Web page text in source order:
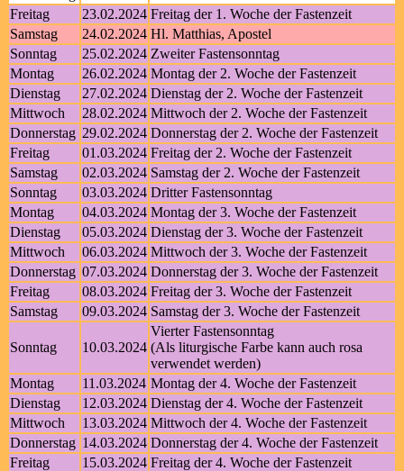
Freitag
23.02.2024 Freitag der 1. Woche der Fastenzeit
Samstag
24.02.2024 Hl. Matthias, Apostel
Sonntag
25.02.2024 Zweiter Fastensonntag
Montag
26.02.2024 Montag der 2. Woche der Fastenzeit
Dienstag
27.02.2024 Dienstag der 2. Woche der Fastenzeit
Mittwoch
28.02.2024 Mittwoch der 2. Woche der Fastenzeit
Donnerstag 29.02.2024 Donnerstag der 2. Woche der Fastenzeit
Freitag
01.03.2024 Freitag der 2. Woche der Fastenzeit
Samstag
02.03.2024 Samstag der 2. Woche der Fastenzeit
Sonntag
03.03.2024 Dritter Fastensonntag
Montag
04.03.2024 Montag der 3. Woche der Fastenzeit
Dienstag
05.03.2024 Dienstag der 3. Woche der Fastenzeit
Mittwoch
06.03.2024 Mittwoch der 3. Woche der Fastenzeit
Donnerstag 07.03.2024 Donnerstag der 3. Woche der Fastenzeit
Freitag
08.03.2024 Freitag der 3. Woche der Fastenzeit
Samstag
09.03.2024 Samstag der 3. Woche der Fastenzeit
Sonntag 10.03.2024
Vierter Fastensonntag
(Als liturgische Farbe kann auch rosa
verwendet werden)
Montag
11.03.2024 Montag der 4. Woche der Fastenzeit
Dienstag
12.03.2024 Dienstag der 4. Woche der Fastenzeit
Mittwoch
13.03.2024 Mittwoch der 4. Woche der Fastenzeit
Donnerstag 14.03.2024 Donnerstag der 4. Woche der Fastenzeit
Freitag
15.03.2024 Freitag der 4. Woche der Fastenzeit